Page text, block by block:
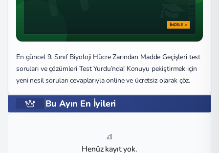
En güncel 9. Sınıf Biyoloji Hücre Zarından Madde Geçişleri test
soruları ve çözümleri Test Yurdu’nda! Konuyu pekiştirmek için
yeni nesil soruları cevaplarıyla online ve ücretsiz olarak çöz.
Bu Ayın En İyileri
Henüz kayıt yok.